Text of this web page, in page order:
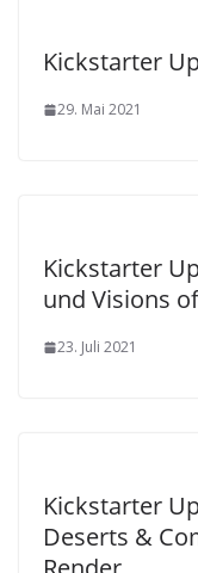
Kickstarter
29. Mai 2021
Kickstarter
und Visions
23. Juli 2021
Kickstarter
Deserts &